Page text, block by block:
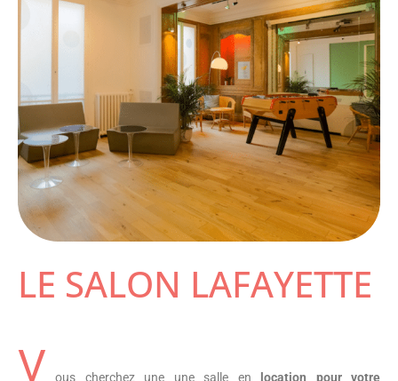
LE SALON LAFAYETTE
V ous cherchez une une salle en
location pour votre